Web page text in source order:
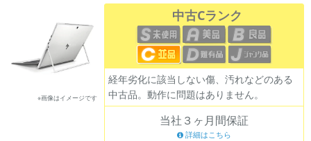
※画像はイメージです
中古Cランク
経年劣化に該当しない傷、汚れなどのある
中古品。動作に問題はありません。
当社３ヶ月間保証
詳細はこちら
フリーワード
除外ワード
人気の検索ワード：Let's note EliteBookMacBook